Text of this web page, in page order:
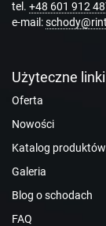
tel. +48 601 912
e-mail:
Użyteczne linki
Oferta
Nowości
Katalog produktów
Galeria
Blog o schodach
FAQ